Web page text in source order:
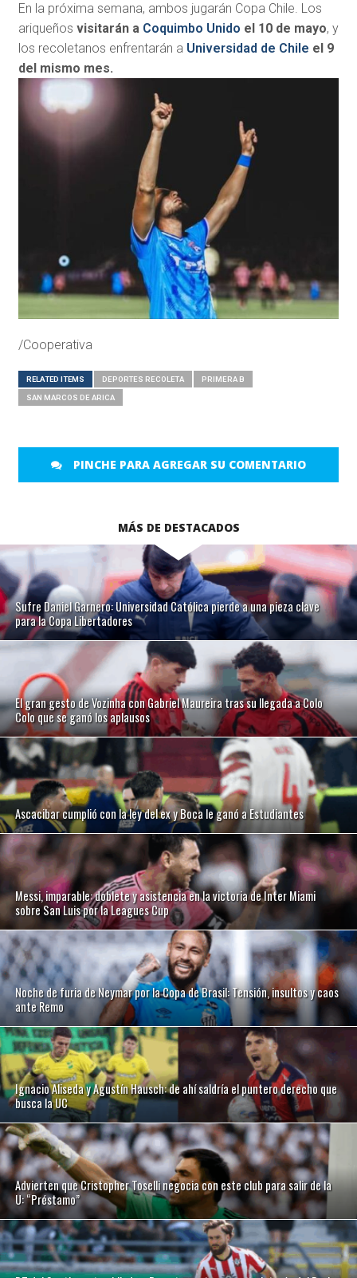
En la próxima semana, ambos jugarán Copa Chile. Los
ariqueños visitarán a Coquimbo Unido el 10 de mayo, y
los recoletanos enfrentarán a Universidad de Chile el 9
del mismo mes.
/Cooperativa
RELATED ITEMS DEPORTES RECOLETA PRIMERA B
SAN MARCOS DE ARICA
PINCHE PARA AGREGAR SU COMENTARIO
MÁS DE DESTACADOS
Sufre Daniel Garnero: Universidad Católica pierde a una pieza clave
para la Copa Libertadores
El gran gesto de Vozinha con Gabriel Maureira tras su llegada a Colo
Colo que se ganó los aplausos
Ascacibar cumplió con la ley del ex y Boca le ganó a Estudiantes
Messi, imparable: doblete y asistencia en la victoria de Inter Miami
sobre San Luis por la Leagues Cup
Noche de furia de Neymar por la Copa de Brasil: Tensión, insultos y caos
ante Remo
Ignacio Aliseda y Agustín Hausch: de ahí saldría el puntero derecho que
busca la UC
Advierten que Cristopher Toselli negocia con este club para salir de la
U: “Préstamo”